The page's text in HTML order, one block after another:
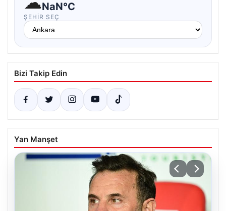
NaN°C
ŞEHIR SEÇ
Bizi Takip Edin
Yan Manşet